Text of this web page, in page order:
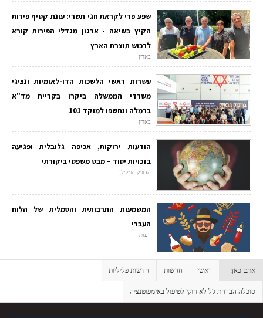
שפע פרי לקראת חגי תשרי: עונת קטיף פירות
הקיץ בשיאה - ארגון מגדלי הפירות קורא
לרכוש תוצרת הארץ
בארץ
עשרות ראשי הלשכות הדו-לאומיות ונציגי
משרדי הממשלה ביקרו בקריית מד"א
ברמלה ונחשפו למוקד 101
בארץ
הודעות ירוקות, אכיפה גלובלית ופגיעה
בזכויות יסוד – מבט משפטי ביקורתי
הדופק הפלילי
המשמעות התרבותית והסמלית של הלוח
העברי
דעות
אתם כאן: ראשי חדשות חדשות פליליות
סוכלה הברחת ג'ל לא חוקי לטיפול באימפוטנציה